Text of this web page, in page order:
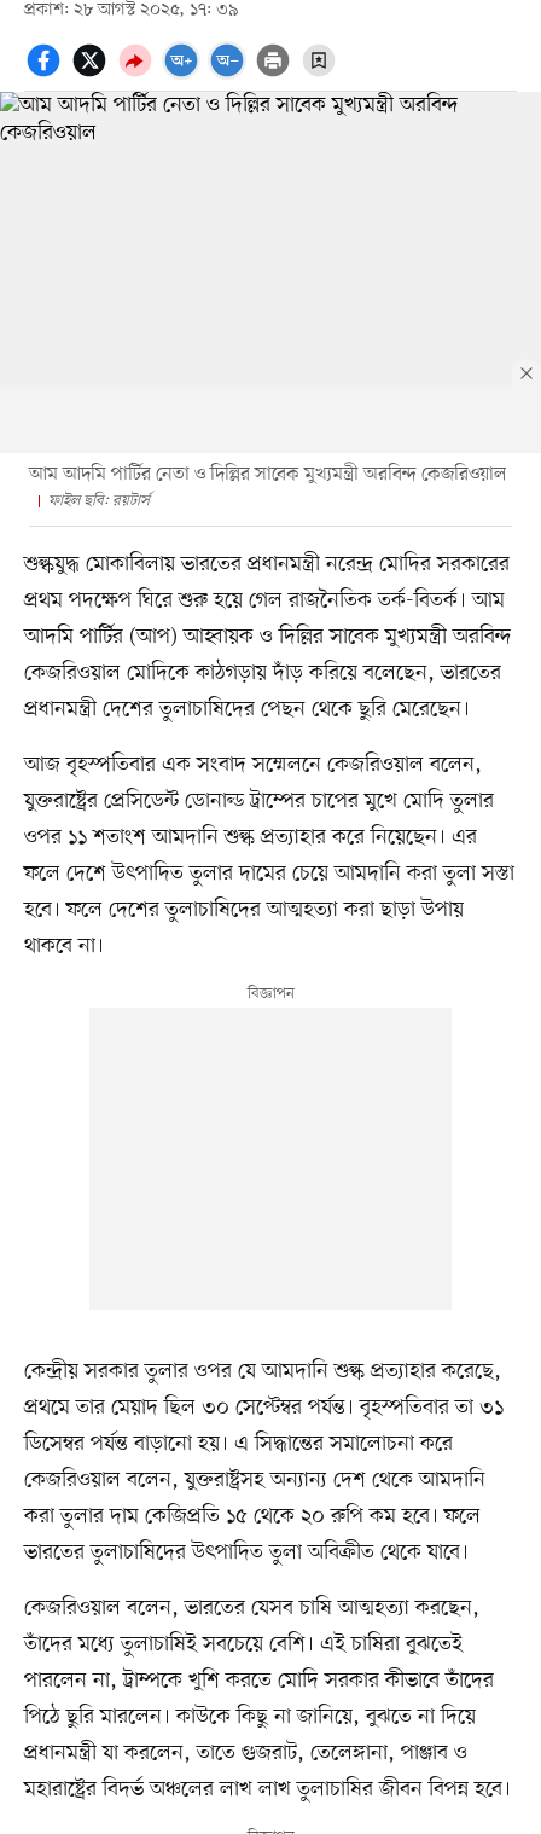
প্রকাশ: ২৮ আগস্ট ২০২৫, ১৭: ৩৯
আম আদমি পার্টির নেতা ও দিল্লির সাবেক মুখ্যমন্ত্রী অরবিন্দ কেজরিওয়াল
ফাইল ছবি: রয়টার্স
শুল্কযুদ্ধ মোকাবিলায় ভারতের প্রধানমন্ত্রী নরেন্দ্র মোদির সরকারের
প্রথম পদক্ষেপ ঘিরে শুরু হয়ে গেল রাজনৈতিক তর্ক-বিতর্ক। আম
আদমি পার্টির (আপ) আহ্বায়ক ও দিল্লির সাবেক মুখ্যমন্ত্রী অরবিন্দ
কেজরিওয়াল মোদিকে কাঠগড়ায় দাঁড় করিয়ে বলেছেন, ভারতের
প্রধানমন্ত্রী দেশের তুলাচাষিদের পেছন থেকে ছুরি মেরেছেন।
আজ বৃহস্পতিবার এক সংবাদ সম্মেলনে কেজরিওয়াল বলেন,
যুক্তরাষ্ট্রের প্রেসিডেন্ট ডোনাল্ড ট্রাম্পের চাপের মুখে মোদি তুলার
ওপর ১১ শতাংশ আমদানি শুল্ক প্রত্যাহার করে নিয়েছেন। এর
ফলে দেশে উৎপাদিত তুলার দামের চেয়ে আমদানি করা তুলা সস্তা
হবে। ফলে দেশের তুলাচাষিদের আত্মহত্যা করা ছাড়া উপায়
থাকবে না।
কেন্দ্রীয় সরকার তুলার ওপর যে আমদানি শুল্ক প্রত্যাহার করেছে,
প্রথমে তার মেয়াদ ছিল ৩০ সেপ্টেম্বর পর্যন্ত। বৃহস্পতিবার তা ৩১
ডিসেম্বর পর্যন্ত বাড়ানো হয়। এ সিদ্ধান্তের সমালোচনা করে
কেজরিওয়াল বলেন, যুক্তরাষ্ট্রসহ অন্যান্য দেশ থেকে আমদানি
করা তুলার দাম কেজিপ্রতি ১৫ থেকে ২০ রুপি কম হবে। ফলে
ভারতের তুলাচাষিদের উৎপাদিত তুলা অবিক্রীত থেকে যাবে।
কেজরিওয়াল বলেন, ভারতের যেসব চাষি আত্মহত্যা করছেন,
তাঁদের মধ্যে তুলাচাষিই সবচেয়ে বেশি। এই চাষিরা বুঝতেই
পারলেন না, ট্রাম্পকে খুশি করতে মোদি সরকার কীভাবে তাঁদের
পিঠে ছুরি মারলেন। কাউকে কিছু না জানিয়ে, বুঝতে না দিয়ে
প্রধানমন্ত্রী যা করলেন, তাতে গুজরাট, তেলেঙ্গানা, পাঞ্জাব ও
মহারাষ্ট্রের বিদর্ভ অঞ্চলের লাখ লাখ তুলাচাষির জীবন বিপন্ন হবে।